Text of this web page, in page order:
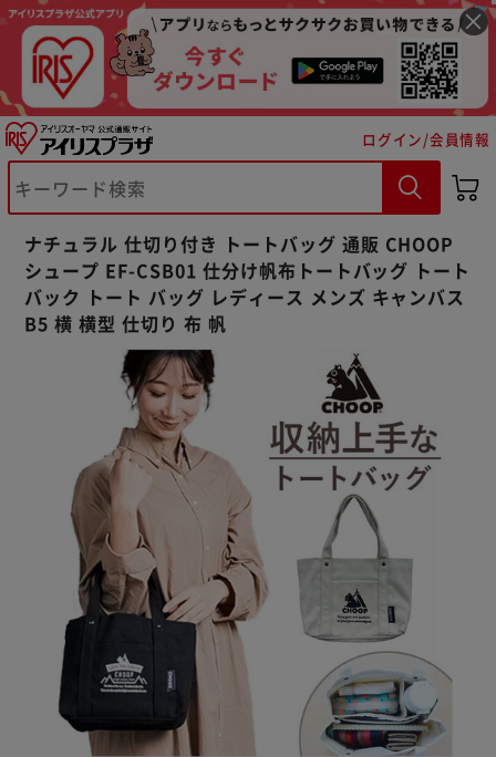
ログイン/会員情報
ナチュラル 仕切り付き トートバッグ 通販 CHOOP
シュープ EF-CSB01 仕分け帆布トートバッグ トート
バック トート バッグ レディース メンズ キャンバス
B5 横 横型 仕切り 布 帆
※ご確認ください
カートに入れる 購入手続きへ